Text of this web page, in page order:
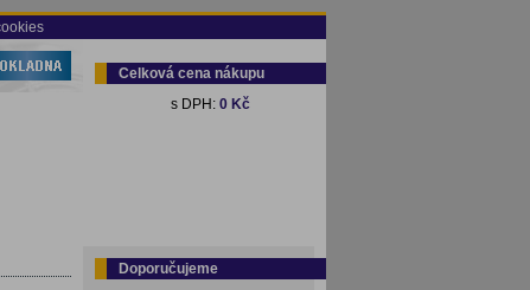
Celková cena nákupu
s DPH: 0 Kč
Doporučujeme